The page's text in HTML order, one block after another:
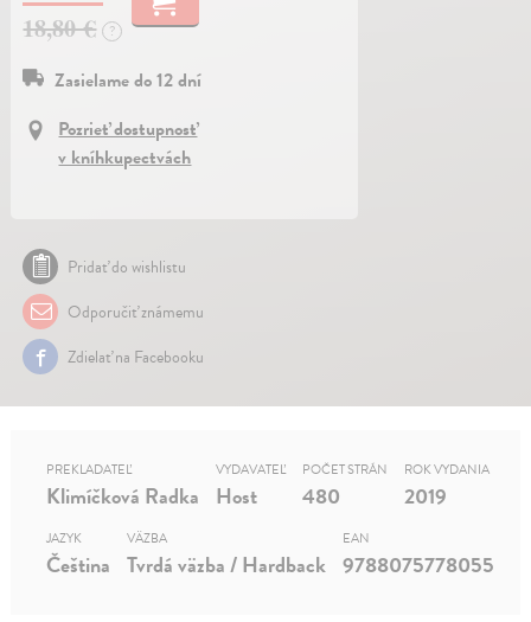
18,80 €
?
Zasielame do 12 dní
Pozrieť dostupnosť
v kníhkupectvách
Pridať do wishlistu
Odporučiť známemu
Zdielať na Facebooku
PREKLADATEĽ
Klimíčková Radka
VYDAVATEĽ
Host
POČET STRÁN
480
ROK VYDANIA
2019
JAZYK
Čeština
VÄZBA
Tvrdá väzba / Hardback
EAN
9788075778055